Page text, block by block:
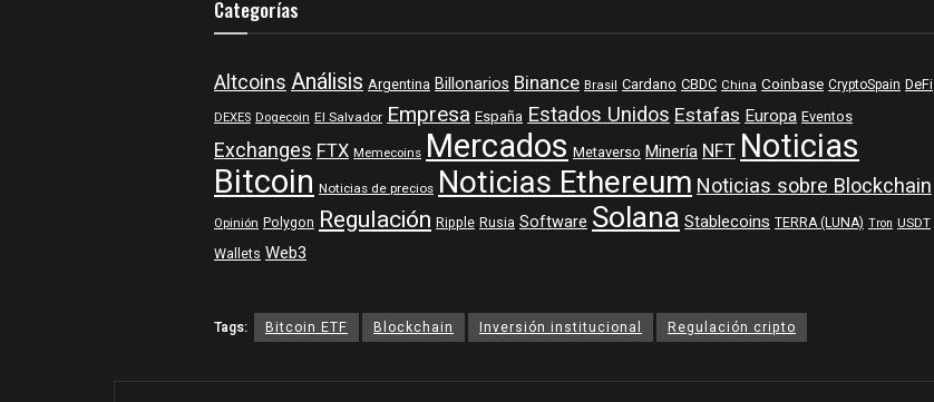
Categorías
Altcoins Análisis Argentina Billonarios Binance Brasil Cardano CBDC China Coinbase CryptoSpain DeFi
DEXES Dogecoin El Salvador Empresa España Estados Unidos Estafas Europa Eventos
Exchanges FTX Memecoins Mercados Metaverso Minería NFTNoticias
Bitcoin Noticias de precios Noticias EthereumNoticias sobre Blockchain
Opinión Polygon Regulación Ripple Rusia Software Solana Stablecoins TERRA (LUNA) Tron USDT
Wallets Web3
Tags: Bitcoin ETF Blockchain Inversión institucional Regulación cripto